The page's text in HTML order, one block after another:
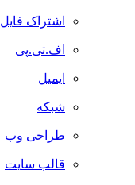
اشتراک فایل
اف.تی.پی
ایمیل
شبکه
طراحی وب
قالب سایت